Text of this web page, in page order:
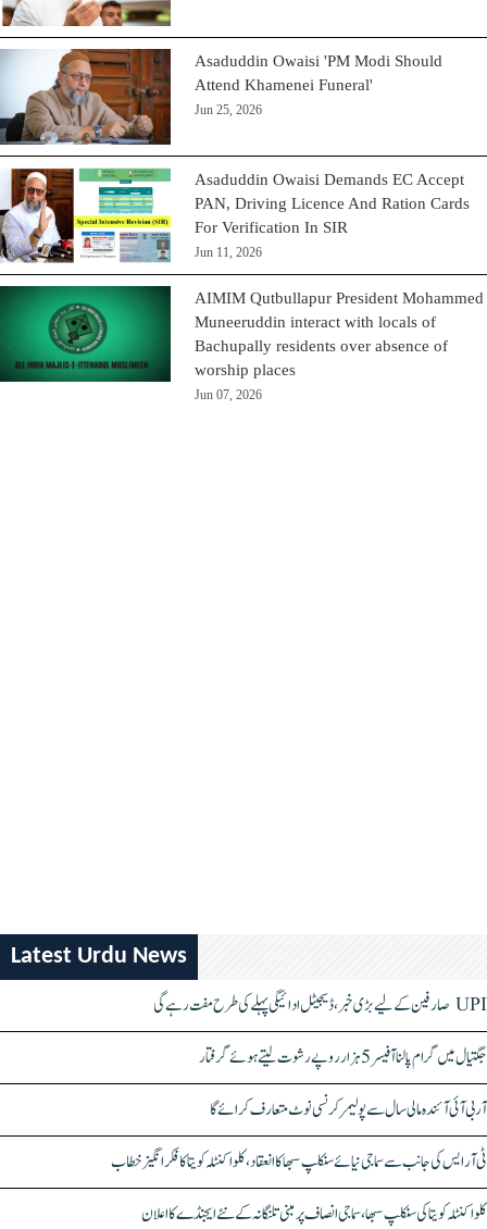
Asaduddin Owaisi 'PM Modi Should
Attend Khamenei Funeral'
Jun 25, 2026
Asaduddin Owaisi Demands EC Accept
PAN, Driving Licence And Ration Cards
For Verification In SIR
Jun 11, 2026
AIMIM Qutbullapur President Mohammed
Muneeruddin interact with locals of
Bachupally residents over absence of
worship places
Jun 07, 2026
Latest Urdu News
UPI صارفین کے لیے بڑی خبر، ڈیجیٹل ادائیگی پہلے کی طرح مفت رہے گی
جگتیال میں گرام پالنا آفیسر 5 ہزار روپے رشوت لیتے ہوئے گرفتار
آر بی آئی آئندہ مالی سال سے پولیمر کرنسی نوٹ متعارف کرائے گا
ٹی آر ایس کی جانب سے سماجی نیائے سنکلپ سبھا کا انعقاد، کلواکنٹلہ کویتا کا فکر انگیز خطاب
کلواکنٹلہ کویتا کی سنکلپ سبھا، سماجی انصاف پر مبنی تلنگانہ کے نئے ایجنڈے کا اعلان